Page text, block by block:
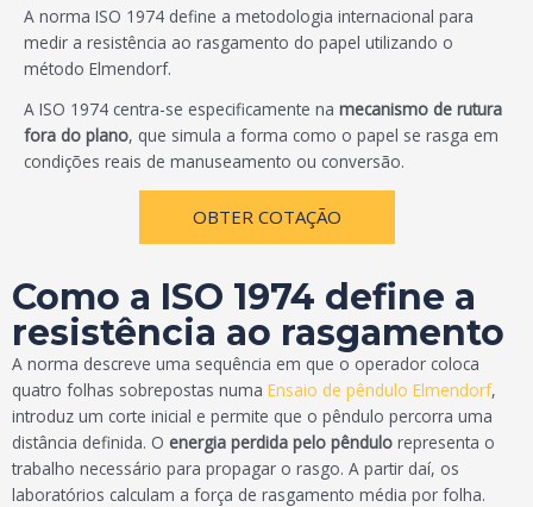
A norma ISO 1974 define a metodologia internacional para
medir a resistência ao rasgamento do papel utilizando o
método Elmendorf.
A ISO 1974 centra-se especificamente na mecanismo de rutura
fora do plano, que simula a forma como o papel se rasga em
condições reais de manuseamento ou conversão.
OBTER COTAÇÃO
Como a ISO 1974 define a
resistência ao rasgamento
A norma descreve uma sequência em que o operador coloca
quatro folhas sobrepostas numa Ensaio de pêndulo Elmendorf,
introduz um corte inicial e permite que o pêndulo percorra uma
distância definida. O energia perdida pelo pêndulo representa o
trabalho necessário para propagar o rasgo. A partir daí, os
laboratórios calculam a força de rasgamento média por folha.